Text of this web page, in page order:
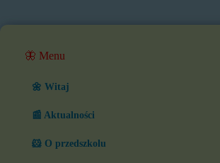
🦋 Menu
🌼 Witaj
📰 Aktualności
🐹 O przedszkolu